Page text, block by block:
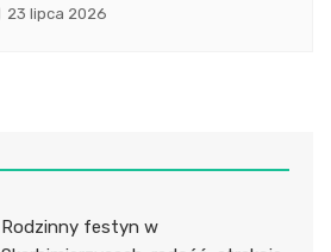
23 lipca 2026
Rodzinny festyn w